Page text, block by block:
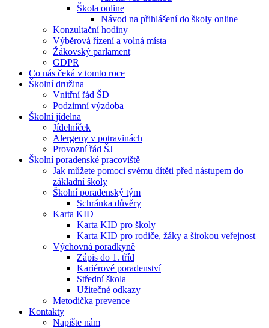
Škola online
Návod na přihlášení do školy online
Konzultační hodiny
Výběrová řízení a volná místa
Žákovský parlament
GDPR
Co nás čeká v tomto roce
Školní družina
Vnitřní řád ŠD
Podzimní výzdoba
Školní jídelna
Jídelníček
Alergeny v potravinách
Provozní řád ŠJ
Školní poradenské pracoviště
Jak můžete pomoci svému dítěti před nástupem do
základní školy
Školní poradenský tým
Schránka důvěry
Karta KID
Karta KID pro školy
Karta KID pro rodiče, žáky a širokou veřejnost
Výchovná poradkyně
Zápis do 1. tříd
Kariérové poradenství
Střední škola
Užitečné odkazy
Metodička prevence
Kontakty
Napište nám